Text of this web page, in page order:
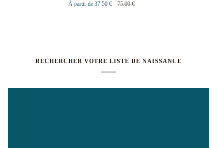
À partir de 37.50 € 75.00 €
RECHERCHER VOTRE LISTE DE NAISSANCE